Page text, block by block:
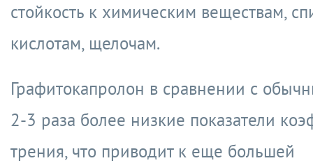
стойкость к химическим веществам,
кислотам, щелочам.
Графитокапролон в сравнении с
2-3 раза более низкие показатели
трения, что приводит к еще большей